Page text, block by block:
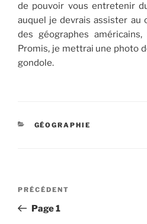
de pouvoir vous entretenir
auquel je devrais assister au
des géographes
Promis, je mettrai une photo
gondole.
CATÉGORIES
GÉOGRAPHIE
Navigation
l’article
Article
précédent
PRÉCÉDENT
Page 1